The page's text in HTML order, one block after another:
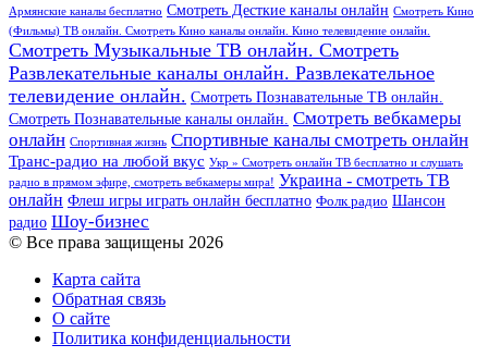
Армянские каналы бесплатно Смотреть Десткие каналы онлайн Смотреть Кино
(Фильмы) ТВ онлайн. Смотреть Кино каналы онлайн. Кино телевидение онлайн.
Смотреть Музыкальные ТВ онлайн. Смотреть
Развлекательные каналы онлайн. Развлекательное
телевидение онлайн. Смотреть Познавательные ТВ онлайн.
Смотреть Познавательные каналы онлайн. Смотреть вебкамеры
онлайн Спортивная жизнь Спортивные каналы смотреть онлайн
Транс-радио на любой вкус Укр » Смотреть онлайн ТВ бесплатно и слушать
радио в прямом эфире, смотреть вебкамеры мира! Украина - смотреть ТВ
онлайн Флеш игры играть онлайн бесплатно Фолк радио Шансон
радио Шоу-бизнес
© Все права защищены 2026
Карта сайта
Обратная связь
О сайте
Политика конфиденциальности